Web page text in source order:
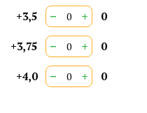
+3,5 − + 0
+3,75 − + 0
+4,0 − + 0